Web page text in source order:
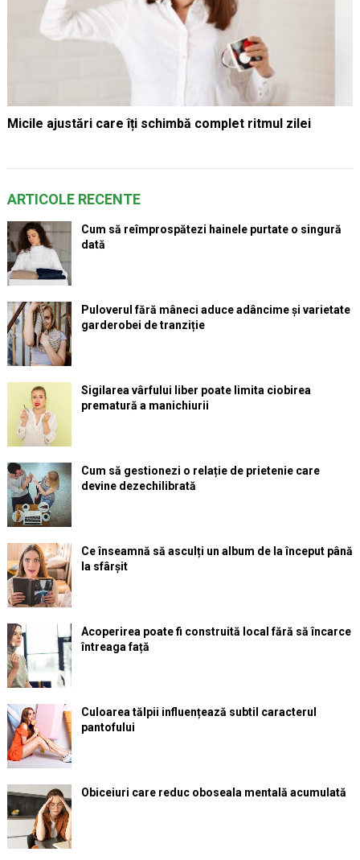
Micile ajustări care îți schimbă complet ritmul zilei
ARTICOLE RECENTE
Cum să reîmprospătezi hainele purtate o singură
dată
Puloverul fără mâneci aduce adâncime și varietate
garderobei de tranziție
Sigilarea vârfului liber poate limita ciobirea
prematură a manichiurii
Cum să gestionezi o relație de prietenie care
devine dezechilibrată
Ce înseamnă să asculți un album de la început până
la sfârșit
Acoperirea poate fi construită local fără să încarce
întreaga față
Culoarea tălpii influențează subtil caracterul
pantofului
Obiceiuri care reduc oboseala mentală acumulată